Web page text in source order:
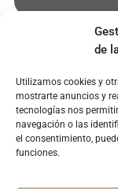
de
Utilizamos cookies y
mostrarte anuncios y
tecnologías nos
navegación o las
el consentimiento,
funciones.
915 77
67 47